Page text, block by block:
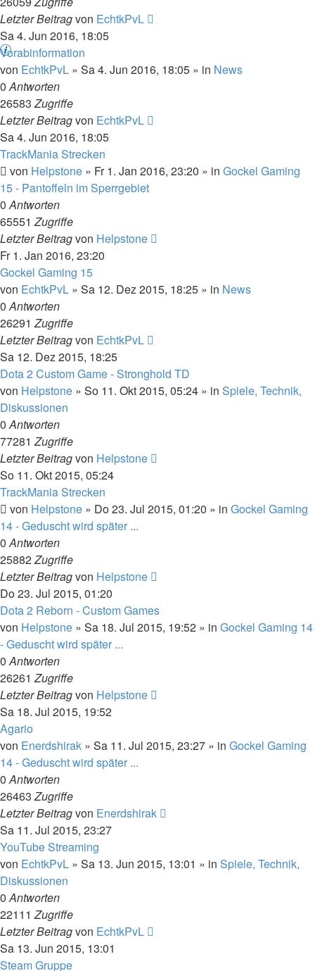
Letzter Beitragvon EchtkPvL
Sa 4. Jun 2016, 18:05
Vorabinformation
von EchtkPvL » Sa 4. Jun 2016, 18:05 » in News
0Antworten
26583Zugriffe
Letzter Beitragvon EchtkPvL
Sa 4. Jun 2016, 18:05
TrackMania Strecken
von Helpstone » Fr 1. Jan 2016, 23:20 » in Gockel Gaming
15 - Pantoffeln im Sperrgebiet
0Antworten
65551Zugriffe
Letzter Beitragvon Helpstone
Fr 1. Jan 2016, 23:20
Gockel Gaming 15
von EchtkPvL » Sa 12. Dez 2015, 18:25 » in News
0Antworten
26291Zugriffe
Letzter Beitragvon EchtkPvL
Sa 12. Dez 2015, 18:25
Dota 2 Custom Game - Stronghold TD
von Helpstone » So 11. Okt 2015, 05:24 » in Spiele, Technik,
Diskussionen
0Antworten
77281Zugriffe
Letzter Beitragvon Helpstone
So 11. Okt 2015, 05:24
TrackMania Strecken
von Helpstone » Do 23. Jul 2015, 01:20 » in Gockel Gaming
14 - Geduscht wird später ...
0Antworten
25882Zugriffe
Letzter Beitragvon Helpstone
Do 23. Jul 2015, 01:20
Dota 2 Reborn - Custom Games
von Helpstone » Sa 18. Jul 2015, 19:52 » in Gockel Gaming 14
- Geduscht wird später ...
0Antworten
26261Zugriffe
Letzter Beitragvon Helpstone
Sa 18. Jul 2015, 19:52
Agario
von Enerdshirak » Sa 11. Jul 2015, 23:27 » in Gockel Gaming
14 - Geduscht wird später ...
0Antworten
26463Zugriffe
Letzter Beitragvon Enerdshirak
Sa 11. Jul 2015, 23:27
YouTube Streaming
von EchtkPvL » Sa 13. Jun 2015, 13:01 » in Spiele, Technik,
Diskussionen
0Antworten
22111Zugriffe
Letzter Beitragvon EchtkPvL
Sa 13. Jun 2015, 13:01
Steam Gruppe